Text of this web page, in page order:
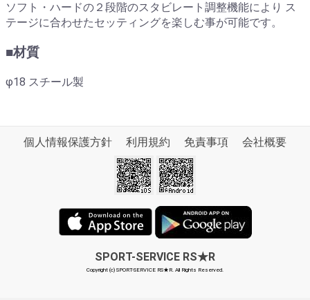
ソフト・ハードの２段階のスタビレート調整機能により ス
テージに合わせたセッティングを楽しむ事が可能です。
■材質
φ18 スチール製
個人情報保護方針 利用規約 免責事項 会社概要
SPORT-SERVICE RS★R
Copyright (c) SPORT-SERVICE RS★R. All Rights Reserved.